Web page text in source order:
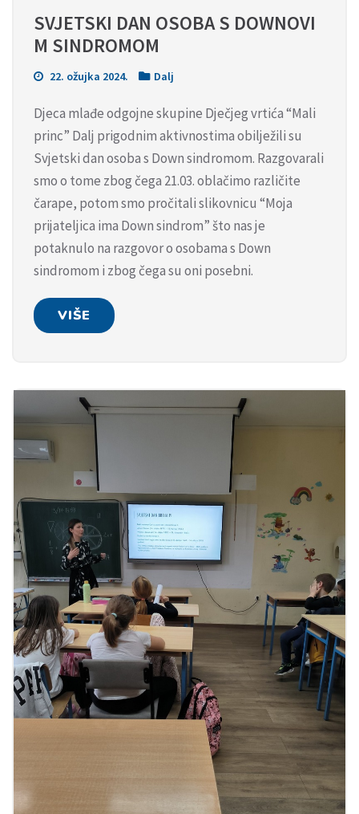
SVJETSKI DAN OSOBA S DOWNOVI
M SINDROMOM
22. ožujka 2024. Dalj
Djeca mlađe odgojne skupine Dječjeg vrtića “Mali
princ” Dalj prigodnim aktivnostima obilježili su
Svjetski dan osoba s Down sindromom. Razgovarali
smo o tome zbog čega 21.03. oblačimo različite
čarape, potom smo pročitali slikovnicu “Moja
prijateljica ima Down sindrom” što nas je
potaknulo na razgovor o osobama s Down
sindromom i zbog čega su oni posebni.
VIŠE